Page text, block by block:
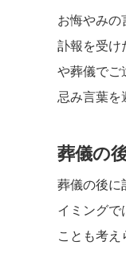
お悔やみの
訃報を受け
や葬儀でご
忌み言葉を
葬儀の
葬儀の後に
イミングで
ことも考え